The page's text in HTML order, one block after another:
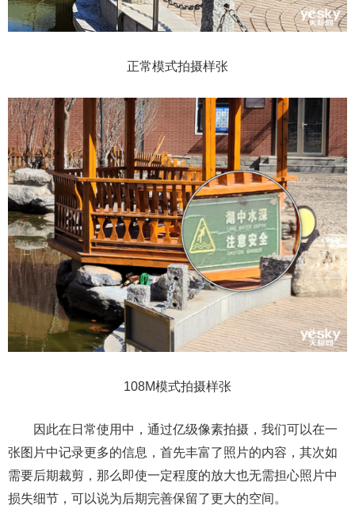
正常模式拍摄样张
108M模式拍摄样张
因此在日常使用中，通过亿级像素拍摄，我们可以在一
张图片中记录更多的信息，首先丰富了照片的内容，其次如
需要后期裁剪，那么即使一定程度的放大也无需担心照片中
损失细节，可以说为后期完善保留了更大的空间。